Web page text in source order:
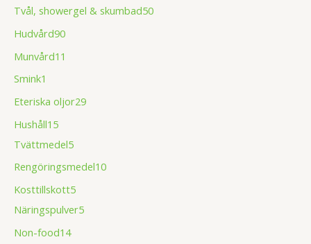
Tvål, showergel & skumbad50
Hudvård90
Munvård11
Smink1
Eteriska oljor29
Hushåll15
Tvättmedel5
Rengöringsmedel10
Kosttillskott5
Näringspulver5
Non-food14